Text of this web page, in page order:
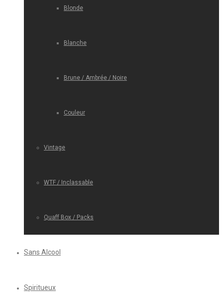
Blonde
Blanche
Brune / Ambrée / Noire
Couleur
Vintage
WTF / Inclassable
Quaff Box / Packs
Sans Alcool
Spiritueux